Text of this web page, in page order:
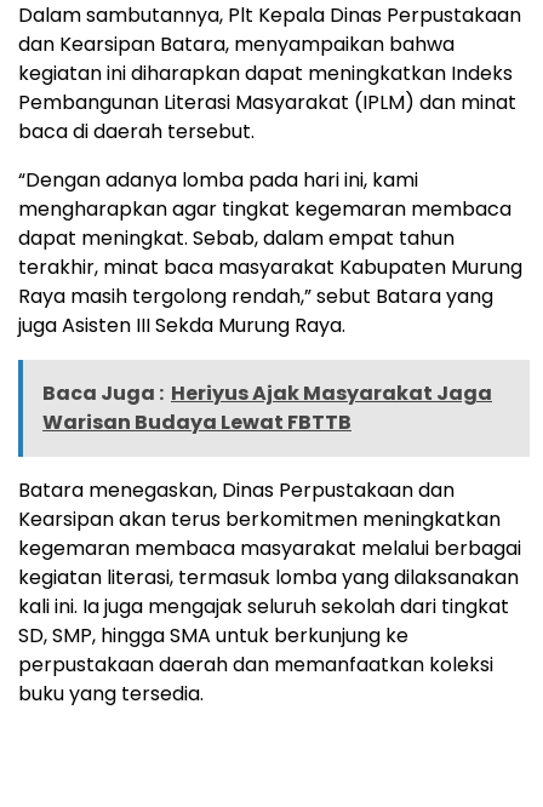
Dalam sambutannya, Plt Kepala Dinas Perpustakaan
dan Kearsipan Batara, menyampaikan bahwa
kegiatan ini diharapkan dapat meningkatkan Indeks
Pembangunan Literasi Masyarakat (IPLM) dan minat
baca di daerah tersebut.
“Dengan adanya lomba pada hari ini, kami
mengharapkan agar tingkat kegemaran membaca
dapat meningkat. Sebab, dalam empat tahun
terakhir, minat baca masyarakat Kabupaten Murung
Raya masih tergolong rendah,” sebut Batara yang
juga Asisten III Sekda Murung Raya.
Baca Juga : Heriyus Ajak Masyarakat Jaga
Warisan Budaya Lewat FBTTB
Batara menegaskan, Dinas Perpustakaan dan
Kearsipan akan terus berkomitmen meningkatkan
kegemaran membaca masyarakat melalui berbagai
kegiatan literasi, termasuk lomba yang dilaksanakan
kali ini. Ia juga mengajak seluruh sekolah dari tingkat
SD, SMP, hingga SMA untuk berkunjung ke
perpustakaan daerah dan memanfaatkan koleksi
buku yang tersedia.